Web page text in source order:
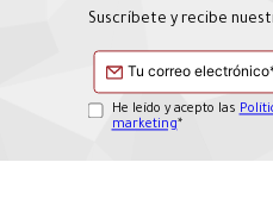
Suscríbete y recibe
He leído y acepto las
marketing*